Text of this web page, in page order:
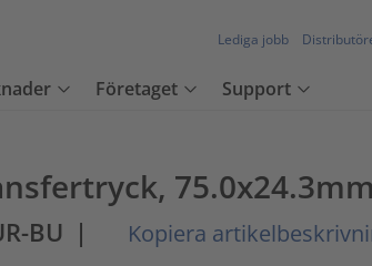
Lediga jobb
Företaget Support
BU | Kopiera